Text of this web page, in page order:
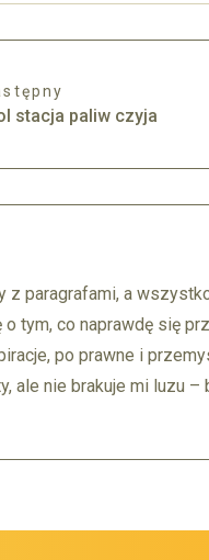
stacja paliw czyja
z paragrafami, a
tym, co naprawdę się
po prawne i
ale nie brakuje mi luzu –